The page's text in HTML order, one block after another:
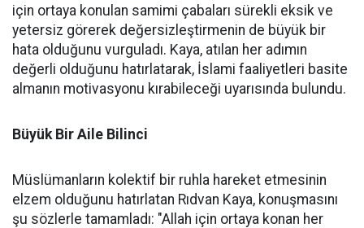
için ortaya konulan samimi çabaları sürekli eksik ve
yetersiz görerek değersizleştirmenin de büyük bir
hata olduğunu vurguladı. Kaya, atılan her adımın
değerli olduğunu hatırlatarak, İslami faaliyetleri basite
almanın motivasyonu kırabileceği uyarısında bulundu.
Büyük Bir Aile Bilinci
Müslümanların kolektif bir ruhla hareket etmesinin
elzem olduğunu hatırlatan Rıdvan Kaya, konuşmasını
şu sözlerle tamamladı: "Allah için ortaya konan her